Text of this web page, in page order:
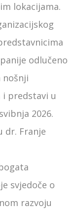
lokacijama.
odlučeno
nošnji
i predstavi u
2026.
dr. Franje
svjedoče o
razvoju